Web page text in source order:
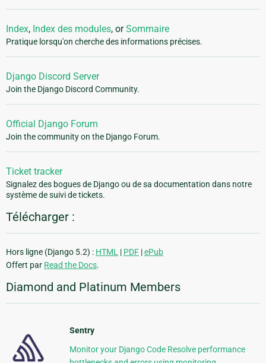
Index, Index des modules, orSommaire
Pratique lorsqu'on cherche des informations précises.
Django Discord Server
Join the Django Discord Community.
Official Django Forum
Join the community on the Django Forum.
Ticket tracker
Signalez des bogues de Django ou de sa documentation dans notre
système de suivi de tickets.
Télécharger :
Hors ligne (Django 5.2) : HTML | PDF |ePub
Offert par Read the Docs.
Diamond and Platinum Members
Sentry
Monitor your Django Code Resolve performance